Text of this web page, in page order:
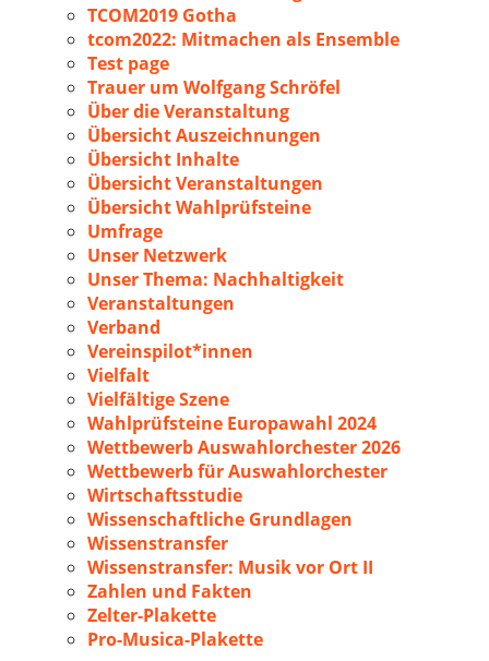
TCOM2019 Gotha
tcom2022: Mitmachen als Ensemble
Test page
Trauer um Wolfgang Schröfel
Über die Veranstaltung
Übersicht Auszeichnungen
Übersicht Inhalte
Übersicht Veranstaltungen
Übersicht Wahlprüfsteine
Umfrage
Unser Netzwerk
Unser Thema: Nachhaltigkeit
Veranstaltungen
Verband
Vereinspilot*innen
Vielfalt
Vielfältige Szene
Wahlprüfsteine Europawahl 2024
Wettbewerb Auswahlorchester 2026
Wettbewerb für Auswahlorchester
Wirtschaftsstudie
Wissenschaftliche Grundlagen
Wissenstransfer
Wissenstransfer: Musik vor Ort II
Zahlen und Fakten
Zelter-Plakette
Pro-Musica-Plakette